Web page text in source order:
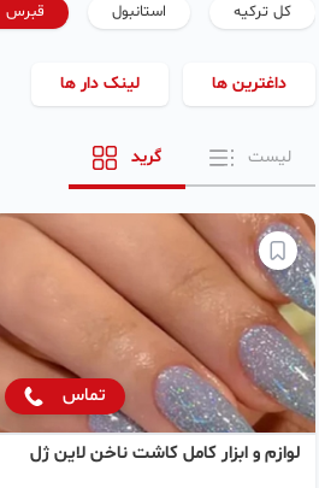
کل ترکیه استانبول قبرس
داغترین ها لینک دار ها
لیست گرید
تماس
لوازم و ابزار کامل کاشت ناخن لاین ژل